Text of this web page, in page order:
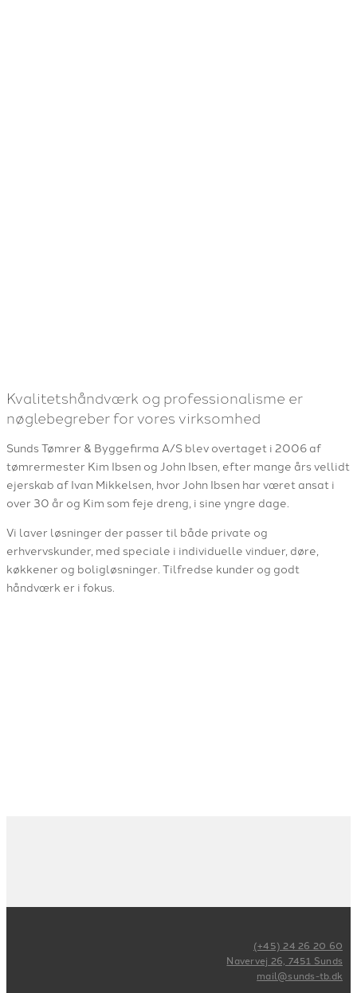
Kvalitetshåndværk og professionalisme er
nøglebegreber for vores virksomhed
Sunds Tømrer & Byggefirma A/S blev overtaget i 2006 af
tømrermester Kim Ibsen og John Ibsen, efter mange års vellidt
ejerskab af Ivan Mikkelsen, hvor John Ibsen har været ansat i
over 30 år og Kim som feje dreng, i sine yngre dage.
Vi laver løsninger der passer til både private og
erhvervskunder, med speciale i individuelle vinduer, døre,
køkkener og boligløsninger. Tilfredse kunder og godt
håndværk er i fokus.
(+45) 24 26 20 60
Navervej 26, 7451 Sunds
mail@sunds-tb.dk